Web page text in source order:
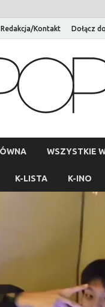
Redakcja/Kontakt Dołącz
WSZYSTKIE
K-LISTA K-INO